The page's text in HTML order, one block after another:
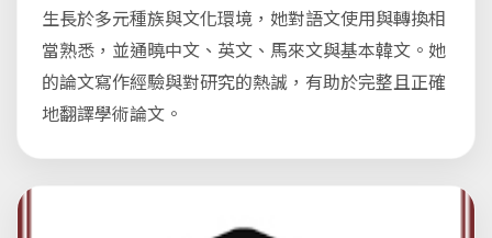
生長於多元種族與文化環境，她對語文使用與轉換相
當熟悉，並通曉中文、英文、馬來文與基本韓文。她
的論文寫作經驗與對研究的熱誠，有助於完整且正確
地翻譯學術論文。